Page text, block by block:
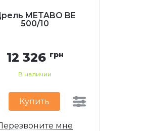
METABO BE
500/10
12 326 грн
В наличии
Купить
мне